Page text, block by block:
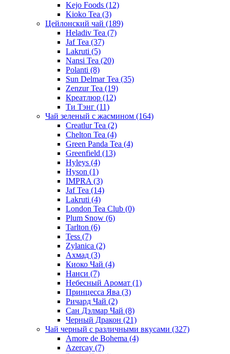
Kejo Foods (12)
Kioko Tea (3)
Цейлонский чай (189)
Heladiv Tea (7)
Jaf Tea (37)
Lakruti (5)
Nansi Tea (20)
Polanti (8)
Sun Delmar Tea (35)
Zenzur Tea (19)
Креатлюр (12)
Ти Тэнг (11)
Чай зеленый с жасмином (164)
Creatlur Tea (2)
Chelton Tea (4)
Green Panda Tea (4)
Greenfield (13)
Hyleys (4)
Hyson (1)
IMPRA (3)
Jaf Tea (14)
Lakruti (4)
London Tea Club (0)
Plum Snow (6)
Tarlton (6)
Tess (7)
Zylanica (2)
Ахмад (3)
Киоко Чай (4)
Нанси (7)
Небесный Аромат (1)
Принцесса Ява (3)
Ричард Чай (2)
Сан Дэлмар Чай (8)
Черный Дракон (21)
Чай черный с различными вкусами (327)
Amore de Bohema (4)
Azercay (7)